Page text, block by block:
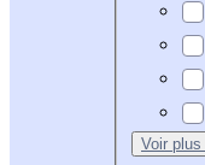
Voir plus